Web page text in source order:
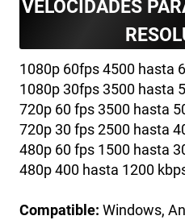
VELOCIDADES
1080p 60fps 4500 hasta
1080p 30fps 3500 hasta
720p 60 fps 3500 hasta
720p 30 fps 2500 hasta
480p 60 fps 1500 hasta
480p 400 hasta 1200
Compatible: Windows,